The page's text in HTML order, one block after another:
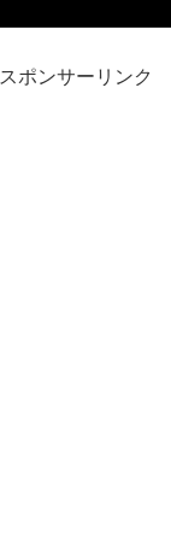
スポンサーリンク